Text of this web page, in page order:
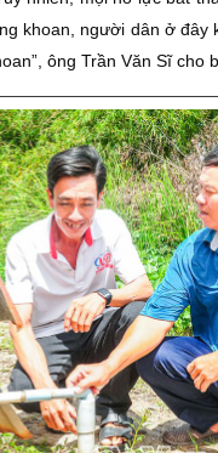
khoan, người dân ở đây
ông Trần Văn Sĩ cho